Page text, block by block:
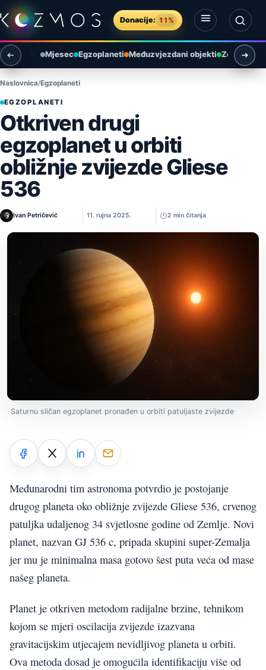
Preskoči na sadržaj
Donacije: 11%
Otvori izbornik
Otvori pretragu
Mjesec Egzoplaneti Međuzvjezdani objekti Zemlja i
Naslovnica Egzoplaneti
EGZOPLANETI
Otkriven drugi
egzoplanet u orbiti
obližnje zvijezde Gliese
536
Ivan Petričević 11. rujna 2025. 2 min čitanja
Saturnu sličan egzoplanet pronađen u orbiti patuljaste zvijezde
Međunarodni tim astronoma potvrdio je postojanje
drugog planeta oko obližnje zvijezde Gliese 536, crvenog
patuljka udaljenog 34 svjetlosne godine od Zemlje. Novi
planet, nazvan GJ 536 c, pripada skupini super-Zemalja
jer mu je minimalna masa gotovo šest puta veća od mase
našeg planeta.
Planet je otkriven metodom radijalne brzine, tehnikom
kojom se mjeri oscilacija zvijezde izazvana
gravitacijskim utjecajem nevidljivog planeta u orbiti.
Ova metoda dosad je omogućila identifikaciju više od